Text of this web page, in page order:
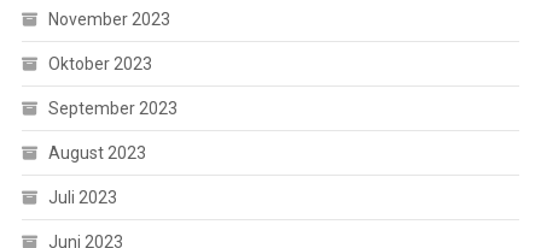
November 2023
Oktober 2023
September 2023
August 2023
Juli 2023
Juni 2023